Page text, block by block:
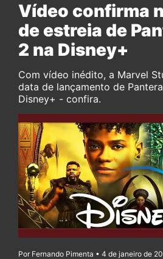
Vídeo confirma
de estreia de
2 na Disney+
Com vídeo inédito, a Marvel
data de lançamento de
Disney+ - confira.
Por Fernando Pimenta • 4 de janeiro de